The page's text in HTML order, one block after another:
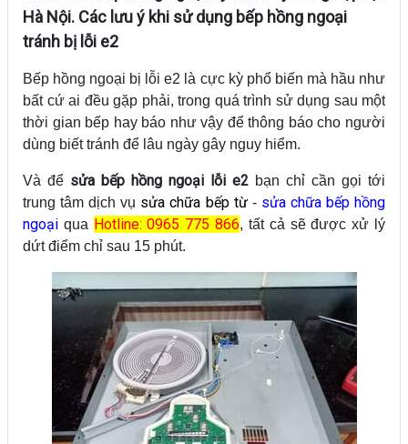
Hà Nội. Các lưu ý khi sử dụng bếp hồng ngoại
tránh bị lỗi e2
Bếp hồng ngoại bị lỗi e2 là cực kỳ phổ biến mà hầu như
bất cứ ai đều gặp phải, trong quá trình sử dụng sau một
thời gian bếp hay báo như vậy để thông báo cho người
dùng biết tránh để lâu ngày gây nguy hiểm.
Và để sửa bếp hồng ngoại lỗi e2 bạn chỉ cần gọi tới
trung tâm dịch vụ sửa chữa bếp từ- sửa chữa bếp hồng
ngoại qua Hotline: 0965 775 866, tất cả sẽ được xử lý
dứt điểm chỉ sau 15 phút.